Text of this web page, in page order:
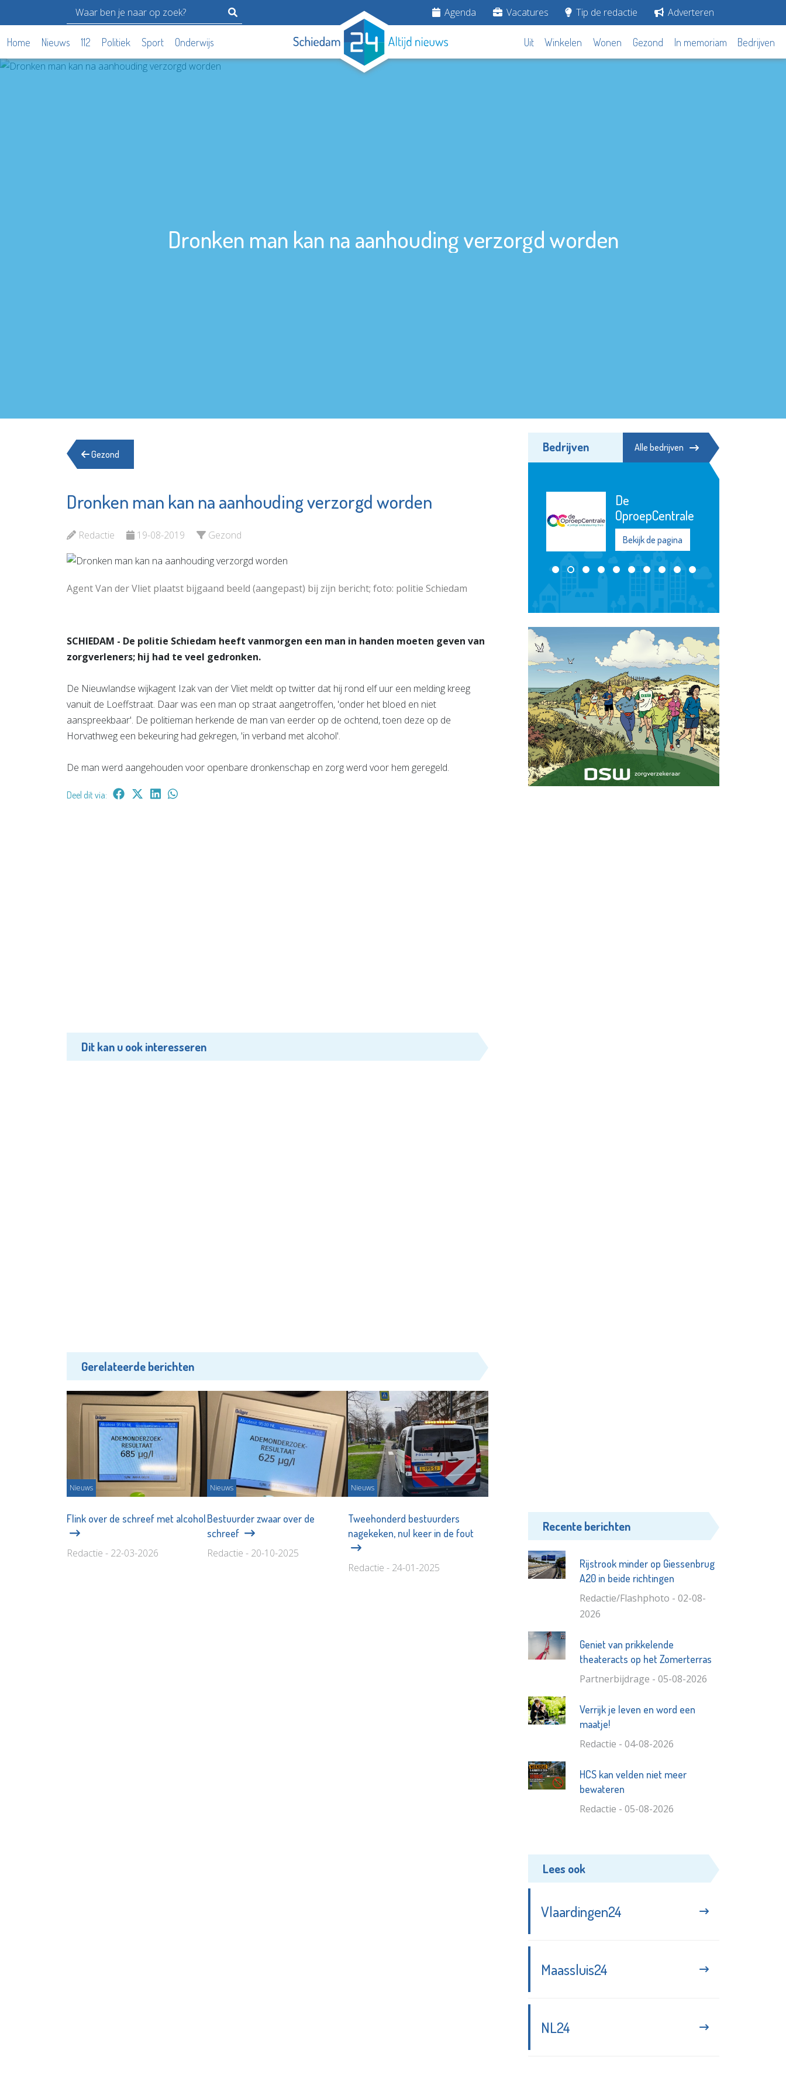
Agenda Vacatures Tip de redactie Adverteren
Home Nieuws 112 Politiek Sport Onderwijs Uit Winkelen Wonen Gezond In memoriam Bedrijven
Dronken man kan na aanhouding verzorgd worden
Gezond
Dronken man kan na aanhouding verzorgd worden
Redactie 19-08-2019 Gezond
Agent Van der Vliet plaatst bijgaand beeld (aangepast) bij zijn bericht; foto: politie Schiedam
SCHIEDAM - De politie Schiedam heeft vanmorgen een man in handen moeten geven van
zorgverleners; hij had te veel gedronken.
De Nieuwlandse wijkagent Izak van der Vliet meldt op twitter dat hij rond elf uur een melding kreeg
vanuit de Loeffstraat. Daar was een man op straat aangetroffen, 'onder het bloed en niet
aanspreekbaar'. De politieman herkende de man van eerder op de ochtend, toen deze op de
Horvathweg een bekeuring had gekregen, 'in verband met alcohol'.
De man werd aangehouden voor openbare dronkenschap en zorg werd voor hem geregeld.
Deel dit via:
Dit kan u ook interesseren
Gerelateerde berichten
Nieuws
Flink over de schreef met alcohol
Redactie - 22-03-2026
Nieuws
Bestuurder zwaar over de
schreef
Redactie - 20-10-2025
Nieuws
Tweehonderd bestuurders
nagekeken, nul keer in de fout
Redactie - 24-01-2025
Bedrijven Alle bedrijven
Fundament
Bekijk de pagina
YETS Foundation
Bekijk de pagina
MAES notarissen
De
OproepCentrale
Bekijk de pagina
Recente berichten
Rijstrook minder op Giessenbrug
A20 in beide richtingen
Redactie/Flashphoto - 02-08-
2026
Geniet van prikkelende
theateracts op het Zomerterras
Partnerbijdrage - 05-08-2026
Verrijk je leven en word een
maatje!
Redactie - 04-08-2026
HCS kan velden niet meer
bewateren
Redactie - 05-08-2026
Lees ook
Vlaardingen24
Maassluis24
NL24